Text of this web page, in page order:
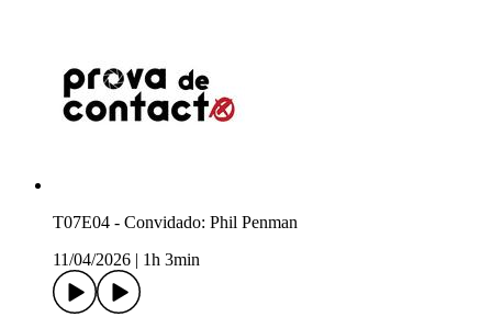
T07E04 - Convidado: Phil Penman
11/04/2026
1h 3min